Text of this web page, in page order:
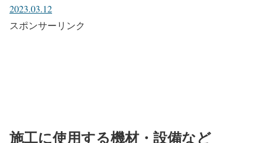
2023.03.12
スポンサーリンク
施工に使用する機材・設備など